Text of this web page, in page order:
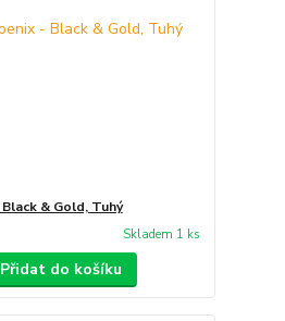
& Gold, Tuhý
Skladem 1 ks
Přidat do košíku